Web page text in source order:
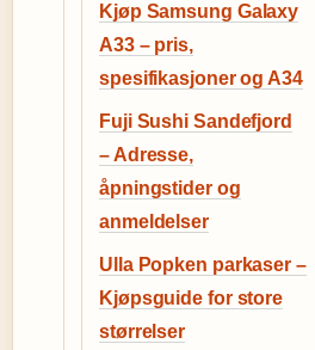
Kjøp Samsung Galaxy
A33 – pris,
spesifikasjoner og A34
Fuji Sushi Sandefjord
– Adresse,
åpningstider og
anmeldelser
Ulla Popken parkaser –
Kjøpsguide for store
størrelser